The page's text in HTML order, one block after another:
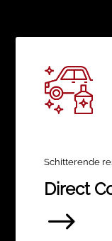
Schitterende
Direct
$